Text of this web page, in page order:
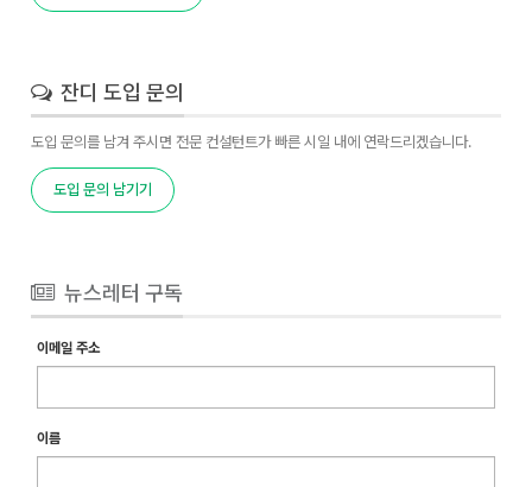
잔디 도입 문의
도입 문의를 남겨 주시면 전문 컨설턴트가 빠른 시일 내에 연락드리겠습니다.
도입 문의 남기기
뉴스레터 구독
이메일 주소
이름